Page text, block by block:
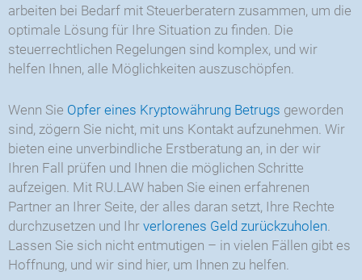
arbeiten bei Bedarf mit Steuerberatern zusammen, um die
optimale Lösung für Ihre Situation zu finden. Die
steuerrechtlichen Regelungen sind komplex, und wir
helfen Ihnen, alle Möglichkeiten auszuschöpfen.
Wenn Sie Opfer eines Kryptowährung Betrugs geworden
sind, zögern Sie nicht, mit uns Kontakt aufzunehmen. Wir
bieten eine unverbindliche Erstberatung an, in der wir
Ihren Fall prüfen und Ihnen die möglichen Schritte
aufzeigen. Mit RU.LAW haben Sie einen erfahrenen
Partner an Ihrer Seite, der alles daran setzt, Ihre Rechte
durchzusetzen und Ihr verlorenes Geld zurückzuholen.
Lassen Sie sich nicht entmutigen – in vielen Fällen gibt es
Hoffnung, und wir sind hier, um Ihnen zu helfen.